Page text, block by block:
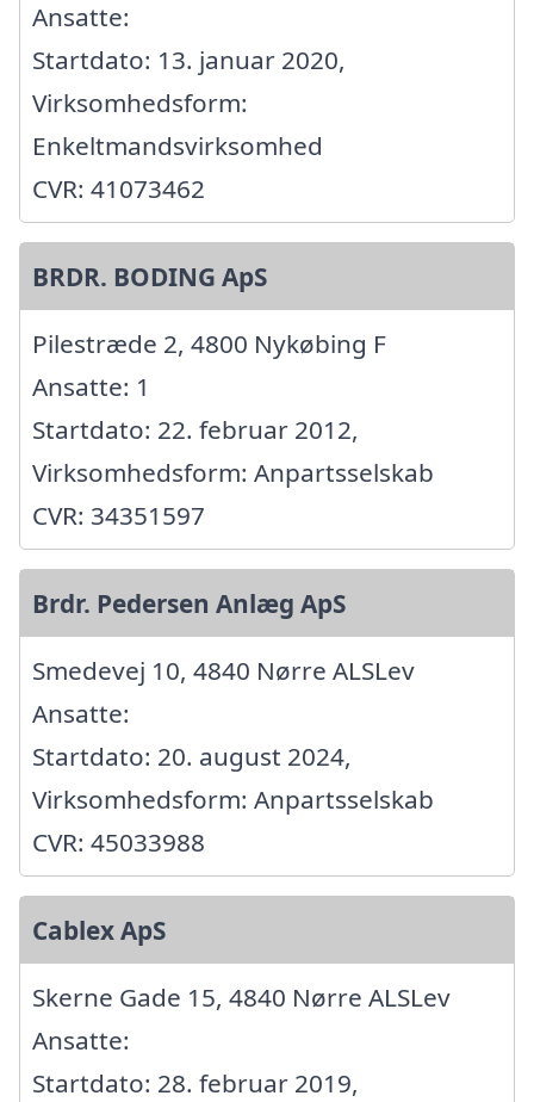
Ansatte:
Startdato: 13. januar 2020,
Virksomhedsform:
Enkeltmandsvirksomhed
CVR: 41073462
BRDR. BODING ApS
Pilestræde 2, 4800 Nykøbing F
Ansatte: 1
Startdato: 22. februar 2012,
Virksomhedsform: Anpartsselskab
CVR: 34351597
Brdr. Pedersen Anlæg ApS
Smedevej 10, 4840 Nørre ALSLev
Ansatte:
Startdato: 20. august 2024,
Virksomhedsform: Anpartsselskab
CVR: 45033988
Cablex ApS
Skerne Gade 15, 4840 Nørre ALSLev
Ansatte:
Startdato: 28. februar 2019,